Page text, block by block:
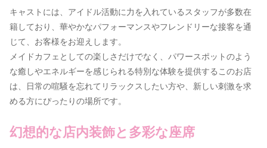
キャストには、アイドル活動に力を入れているスタッフが多数在
籍しており、華やかなパフォーマンスやフレンドリーな接客を通
じて、お客様をお迎えします。
メイドカフェとしての楽しさだけでなく、パワースポットのよう
な癒しやエネルギーを感じられる特別な体験を提供するこのお店
は、日常の喧騒を忘れてリラックスしたい方や、新しい刺激を求
める方にぴったりの場所です。
幻想的な店内装飾と多彩な座席